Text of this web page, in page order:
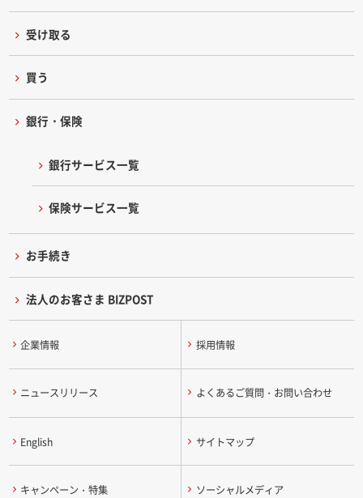
受け取る
買う
銀行・保険
銀行サービス一覧
保険サービス一覧
お手続き
法人のお客さま BIZPOST
企業情報 採用情報
ニュースリリース よくあるご質問・お問い合わせ
English サイトマップ
キャンペーン・特集 ソーシャルメディア